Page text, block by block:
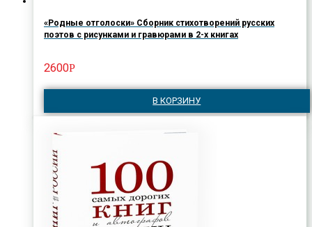
«Родные отголоски» Сборник стихотворений русских
поэтов с рисунками и гравюрами в 2-х книгах
2600Р
В КОРЗИНУ